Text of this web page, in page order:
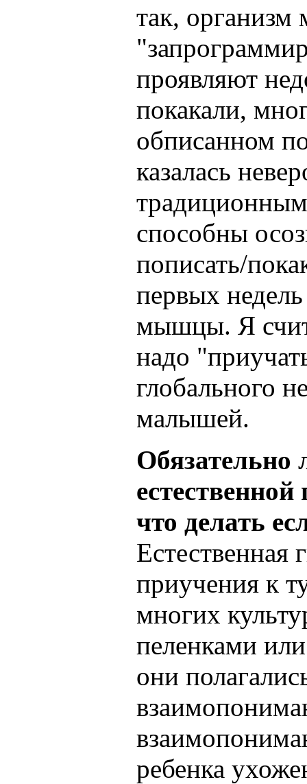
так, организм
проявляют
покакали,
обписанном
казалась
способны
пописать/
первых
мышцы. Я
надо
глобального
малышей.
что делать
Естественная
приучения к
многих
пеленками
они
ребенка